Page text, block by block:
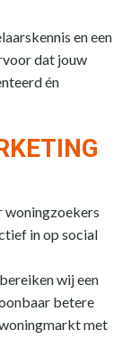
en een
dat jouw
én
woningzoekers
in op social
wij een
betere
met